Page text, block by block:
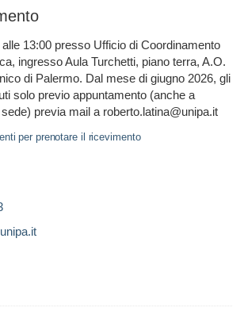
13:00 presso Ufficio di Coordinamento
ingresso Aula Turchetti, piano terra, A.O.
di Palermo. Dal mese di giugno 2026, gli
solo previo appuntamento (anche a
previa mail a roberto.latina@unipa.it
per prenotare il ricevimento